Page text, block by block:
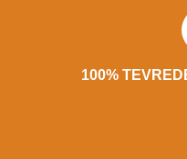
100%